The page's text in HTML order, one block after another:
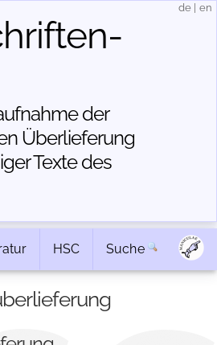
der
Über­lieferung
Texte des
de en
HSC Suche